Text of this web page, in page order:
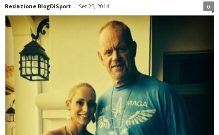
Redazione BlogDiSport - Set 25, 2014 0